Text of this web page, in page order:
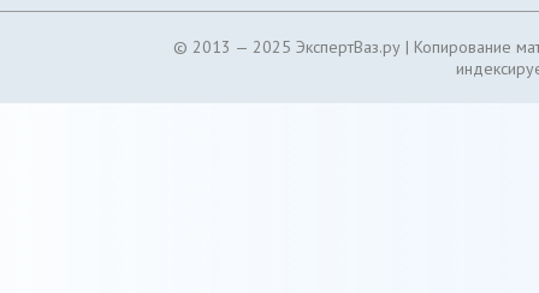
© 2013 — 2025 ЭкспертВаз.ру | Копирование